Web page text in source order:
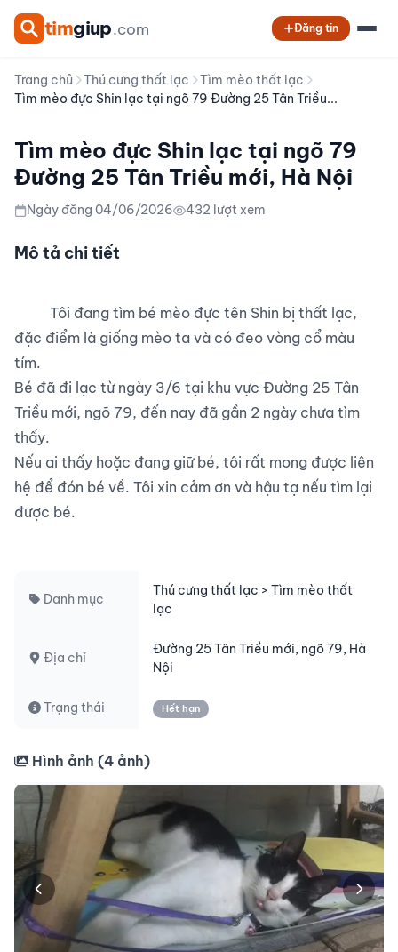
timgiup.com Đăng tin
Trang chủ Thú cưng thất lạc
Tìm mèo thất lạc
Tìm mèo đực Shin lạc tại ngõ 79 Đường 25 Tân Triều...
Tìm mèo đực Shin lạc tại ngõ 79
Đường 25 Tân Triều mới, Hà Nội
Ngày đăng 04/06/2026 432 lượt xem
Mô tả chi tiết
đặc điểm là giống mèo ta và có đeo vòng cổ màu
tím.
Bé đã đi lạc từ ngày 3/6 tại khu vực Đường 25 Tân
Triều mới, ngõ 79, đến nay đã gần 2 ngày chưa tìm
thấy.
Nếu ai thấy hoặc đang giữ bé, tôi rất mong được liên
hệ để đón bé về. Tôi xin cảm ơn và hậu tạ nếu tìm lại
được bé.
Danh mục
Thú cưng thất lạc > Tìm mèo thất
lạc
Địa chỉ
Đường 25 Tân Triều mới, ngõ 79, Hà
Nội
Trạng thái Hết hạn
Hình ảnh (4 ảnh)